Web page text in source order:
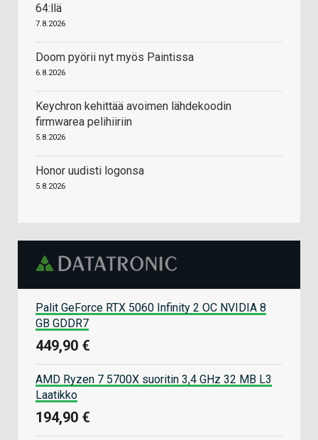
64:llä
7.8.2026
Doom pyörii nyt myös Paintissa
6.8.2026
Keychron kehittää avoimen lähdekoodin
firmwarea pelihiiriin
5.8.2026
Honor uudisti logonsa
5.8.2026
Palit GeForce RTX 5060 Infinity 2 OC NVIDIA 8
GB GDDR7
449,90 €
AMD Ryzen 7 5700X suoritin 3,4 GHz 32 MB L3
Laatikko
194,90 €